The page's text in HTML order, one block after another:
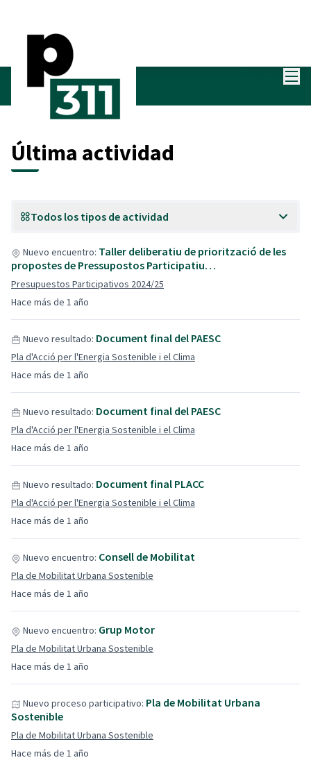
Últimas actividades
Última actividad
Todos los tipos de actividad
Hace más de 1 año
Nuevo encuentro: Taller deliberatiu de priorització de les
propostes de Pressupostos Participatiu…
Presupuestos Participativos 2024/25
Hace más de 1 año
Nuevo resultado: Document final del PAESC
Pla d'Acció per l'Energia Sostenible i el Clima
Hace más de 1 año
Nuevo resultado: Document final del PAESC
Pla d'Acció per l'Energia Sostenible i el Clima
Hace más de 1 año
Nuevo resultado: Document final PLACC
Pla d'Acció per l'Energia Sostenible i el Clima
Hace más de 1 año
Nuevo encuentro: Consell de Mobilitat
Pla de Mobilitat Urbana Sostenible
Hace más de 1 año
Nuevo encuentro: Grup Motor
Pla de Mobilitat Urbana Sostenible
Hace más de 1 año
Nuevo proceso participativo: Pla de Mobilitat Urbana
Sostenible
Pla de Mobilitat Urbana Sostenible